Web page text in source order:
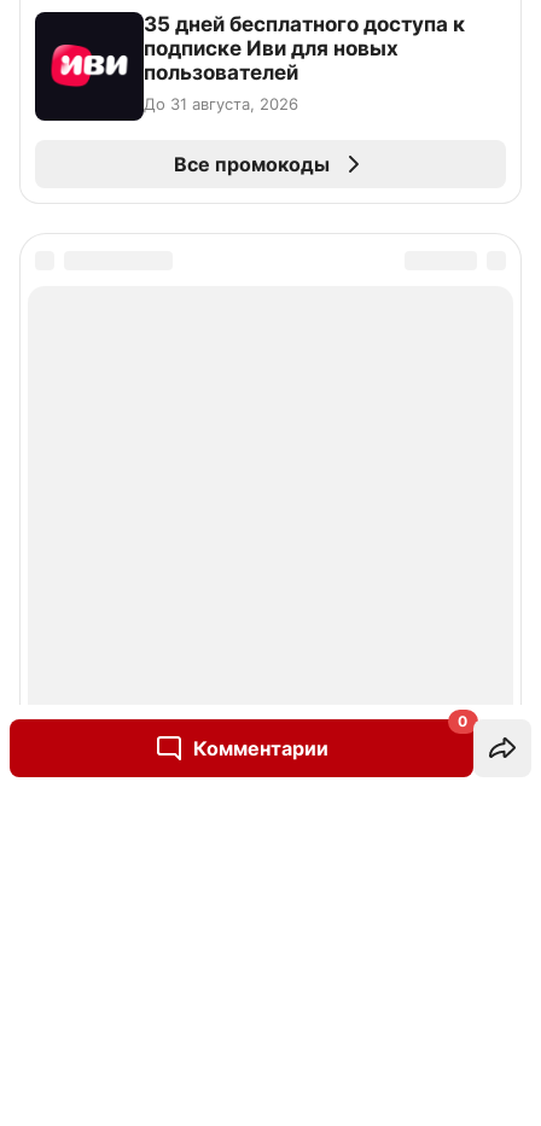
Комментарии
0
35 дней бесплатного доступа к
подписке Иви для новых
пользователей
До 31 августа, 2026
Все промокоды